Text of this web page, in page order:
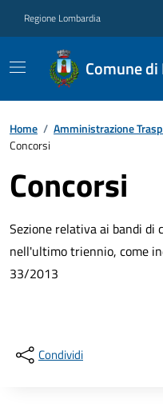
Regione Lombardia
Comune
Home / Amministrazione
Concorsi
Concorsi
Sezione relativa ai bandi di
nell'ultimo triennio, come
33/2013
Condividi